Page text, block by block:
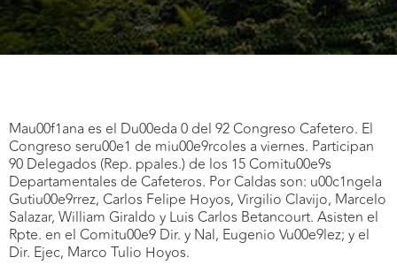
Mau00f1ana es el Du00eda 0 del 92 Congreso Cafetero. El
Congreso seru00e1 de miu00e9rcoles a viernes. Participan
90 Delegados (Rep. ppales.) de los 15 Comitu00e9s
Departamentales de Cafeteros. Por Caldas son: u00c1ngela
Gutiu00e9rrez, Carlos Felipe Hoyos, Virgilio Clavijo, Marcelo
Salazar, William Giraldo y Luis Carlos Betancourt. Asisten el
Rpte. en el Comitu00e9 Dir. y Nal, Eugenio Vu00e9lez; y el
Dir. Ejec, Marco Tulio Hoyos.